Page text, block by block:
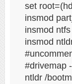
set
insmod
  insmod ntfs
insmod
#uncomment
#drivemap
ntldr /